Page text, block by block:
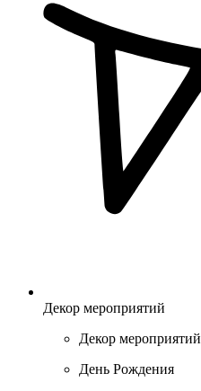
Декор мероприятий
Декор мероприятий
День Рождения